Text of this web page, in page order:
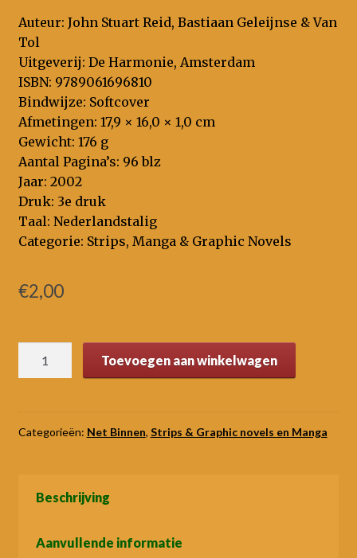
Auteur: John Stuart Reid, Bastiaan Geleijnse & Van
Tol
Uitgeverij: De Harmonie, Amsterdam
ISBN: 9789061696810
Bindwijze: Softcover
Afmetingen: 17,9 × 16,0 × 1,0 cm
Gewicht: 176 g
Aantal Pagina’s: 96 blz
Jaar: 2002
Druk: 3e druk
Taal: Nederlandstalig
Categorie: Strips, Manga & Graphic Novels
€2,00
geen
Toevoegen aan winkelwagen
Categorieën: Net Binnen, Strips & Graphic novels en Manga
Beschrijving
Aanvullende informatie